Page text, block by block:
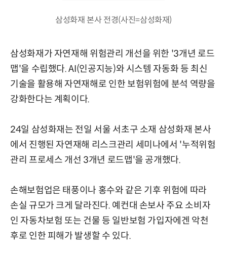
삼성화재 본사 전경(사진=삼성화재)
삼성화재가 자연재해 위험관리 개선을 위한 '3개년 로드
맵'을 수립했다. AI(인공지능)와 시스템 자동화 등 최신
기술을 활용해 자연재해로 인한 보험위험에 분석 역량을
강화한다는 계획이다.
24일 삼성화재는 전일 서울 서초구 소재 삼성화재 본사
에서 진행된 자연재해 리스크관리 세미나에서 '누적위험
관리 프로세스 개선 3개년 로드맵'을 공개했다.
손해보험업은 태풍이나 홍수와 같은 기후 위험에 따라
손실 규모가 크게 달라진다. 예컨대 손보사 주요 소비자
인 자동차보험 또는 건물 등 일반보험 가입자에겐 악천
후로 인한 피해가 발생할 수 있다.